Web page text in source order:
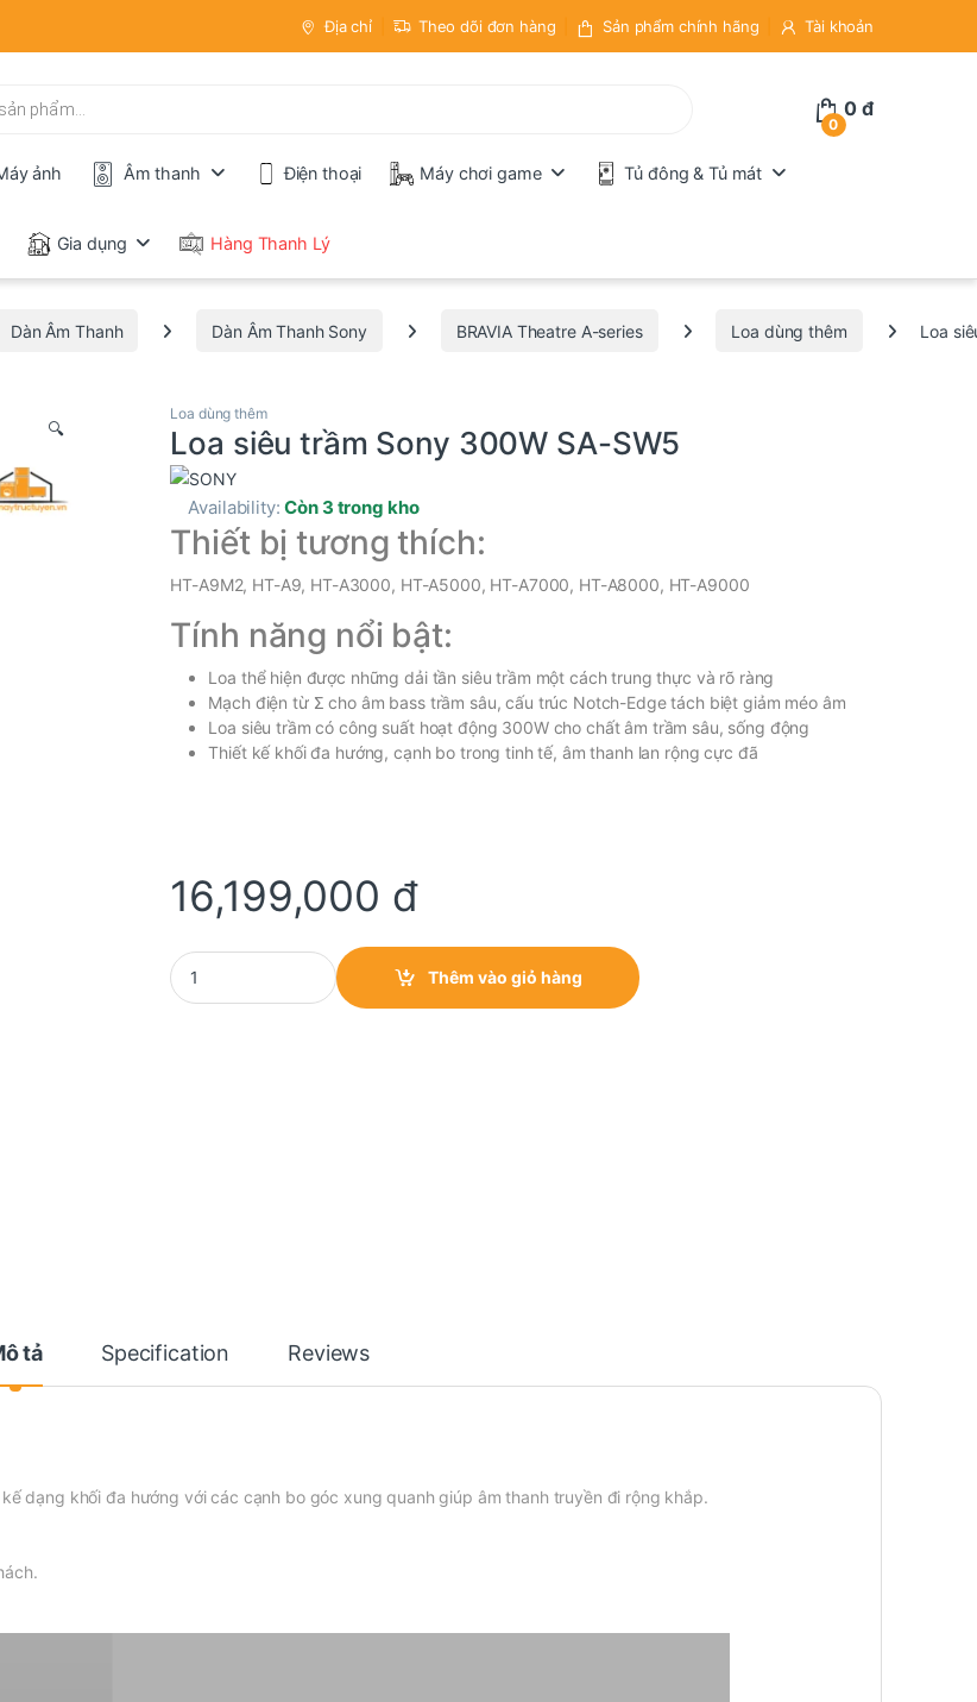
Địa chỉ Theo dõi đơn hàng Sản phẩm chính hãng Tài khoản
0
0đ
ảnh Âm thanh Điện thoại Máy chơi game Tủ đông & Tủ mát
Gia dụng Hàng Thanh Lý
Dàn Âm Thanh Dàn Âm Thanh Sony BRAVIA Theatre A-series Loa dùng thêm Loa
🔍
Loa dùng thêm
Loa siêu trầm Sony 300W SA-SW5
Availability:Còn 3 trong kho
Thiết bị tương thích:
HT-A9M2, HT-A9, HT-A3000, HT-A5000, HT-A7000, HT-A8000, HT-A9000
Tính năng nổi bật:
Loa thể hiện được những dải tần siêu trầm một cách trung thực và rõ ràng
Mạch điện từ Σ cho âm bass trầm sâu, cấu trúc Notch-Edge tách biệt giảm méo âm
Loa siêu trầm có công suất hoạt động 300W cho chất âm trầm sâu, sống động
Thiết kế khối đa hướng, cạnh bo trong tinh tế, âm thanh lan rộng cực đã
16,199,000 đ
Loa siêu trầm Sony 300W SA-SW5 quantity
Thêm vào giỏ hàng
tả Specification Reviews
dạng khối đa hướng với các cạnh bo góc xung quanh giúp âm thanh truyền đi rộng khắp.